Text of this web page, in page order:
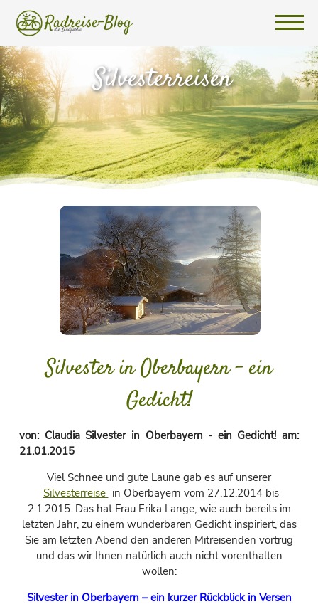
Silvesterreisen
Silvester in Oberbayern - ein
Gedicht!
von: Claudia Silvester in Oberbayern - ein Gedicht! am:
21.01.2015
Viel Schnee und gute Laune gab es auf unserer
Silvesterreise in Oberbayern vom 27.12.2014 bis
2.1.2015. Das hat Frau Erika Lange, wie auch bereits im
letzten Jahr, zu einem wunderbaren Gedicht inspiriert, das
Sie am letzten Abend den anderen Mitreisenden vortrug
und das wir Ihnen natürlich auch nicht vorenthalten
wollen:
Silvester in Oberbayern – ein kurzer Rückblick in Versen